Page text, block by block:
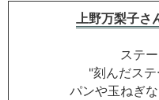
上野万梨子
ステ
"刻んだステ
パンや玉ねぎ